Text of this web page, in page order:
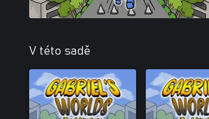
V této sadě